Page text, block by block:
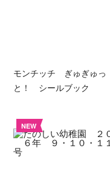
モンチッチ ぎゅぎゅっ
と！ シールブック
NEW